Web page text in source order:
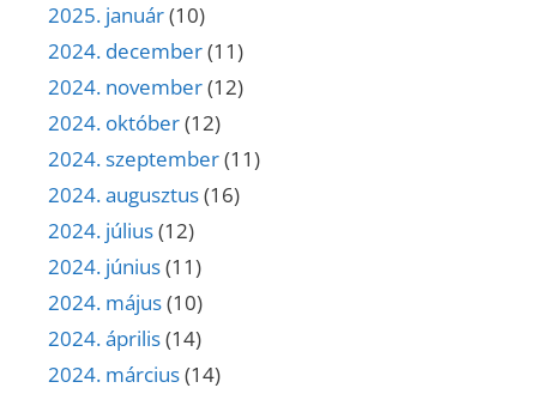
2025. január(10)
2024. december(11)
2024. november(12)
2024. október(12)
2024. szeptember(11)
2024. augusztus(16)
2024. július(12)
2024. június(11)
2024. május(10)
2024. április(14)
2024. március(14)